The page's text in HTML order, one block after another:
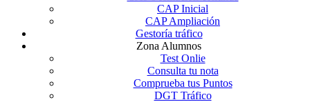
CAP Inicial
CAP Ampliación
Gestoría tráfico
Zona Alumnos
Test Onlie
Consulta tu nota
Comprueba tus Puntos
DGT Tráfico